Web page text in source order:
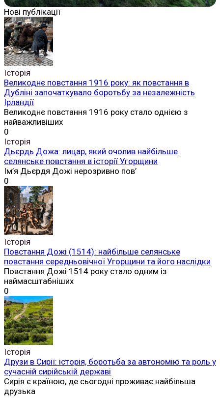
Нові публікації
Історія
Великоднє повстання 1916 року: як повстання в
Дубліні започаткувало боротьбу за незалежність
Ірландії
Великоднє повстання 1916 року стало однією з
найважливіших
0
Історія
Дьєрдь Дожа: лицар, який очолив найбільше
селянське повстання в історії Угорщини
Ім’я Дьєрдя Дожі нерозривно пов’
0
Історія
Повстання Дожі (1514): найбільше селянське
повстання середньовічної Угорщини та його наслідки
Повстання Дожі 1514 року стало одним із
наймасштабніших
0
Історія
Друзи в Сирії: історія, боротьба за автономію та роль у
сучасній сирійській державі
Сирія є країною, де сьогодні проживає найбільша
друзька